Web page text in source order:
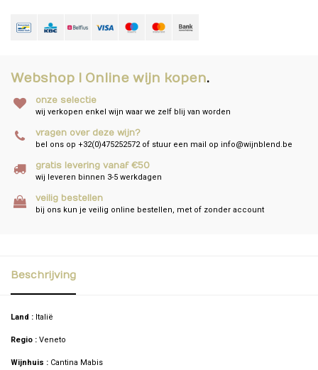
Webshop I Online wijn kopen.
onze selectie
wij verkopen enkel wijn waar we zelf blij van worden
vragen over deze wijn?
bel ons op +32(0)475252572 of stuur een mail op info@wijnblend.be
gratis levering vanaf €50
wij leveren binnen 3-5 werkdagen
veilig bestellen
bij ons kun je veilig online bestellen, met of zonder account
Beschrijving
Land : Italië
Regio : Veneto
Wijnhuis : Cantina Mabis